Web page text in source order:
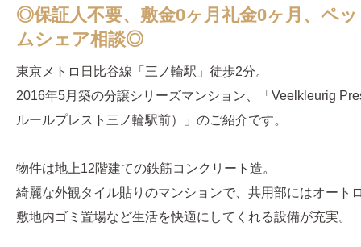
◎保証人不要、敷金0ヶ月礼金0ヶ月、ペ
ムシェア相談◎
東京メトロ日比谷線「三ノ輪駅」徒歩2分。
2016年5月築の分譲シリーズマンション、「Veelkleurig
ルールプレスト三ノ輪駅前）」のご紹介です。
物件は地上12階建ての鉄筋コンクリート造。
綺麗な外観タイル貼りのマンションで、共用部にはオート
敷地内ゴミ置場など生活を快適にしてくれる設備が充実。